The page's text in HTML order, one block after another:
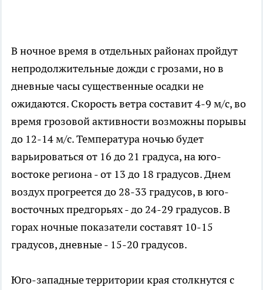
В ночное время в отдельных районах пройдут
непродолжительные дожди с грозами, но в
дневные часы существенные осадки не
ожидаются. Скорость ветра составит 4-9 м/с, во
время грозовой активности возможны порывы
до 12-14 м/с. Температура ночью будет
варьироваться от 16 до 21 градуса, на юго-
востоке региона - от 13 до 18 градусов. Днем
воздух прогреется до 28-33 градусов, в юго-
восточных предгорьях - до 24-29 градусов. В
горах ночные показатели составят 10-15
градусов, дневные - 15-20 градусов.
Юго-западные территории края столкнутся с